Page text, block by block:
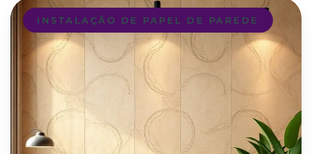
INSTALAÇÃO DE PAPEL DE PAREDE